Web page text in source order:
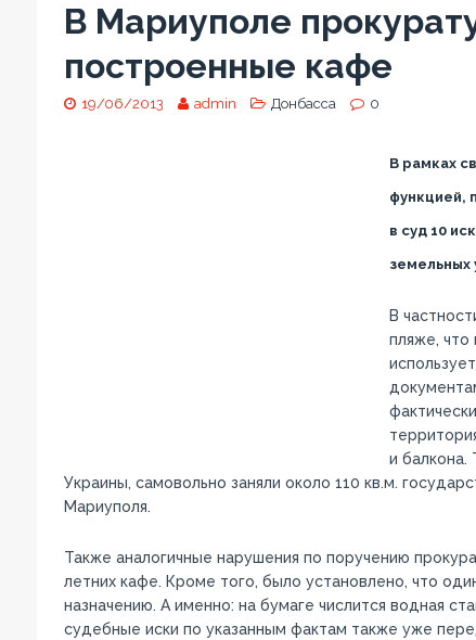
В Мариуполе
построенные кафе
19/06/2013 admin Донбасса 0
В рамках
функцией,
в суд 10
земельных
В
пляже, что
и балкона.
Украины, самовольно заняли около 110 кв.м.
Мариуполя.
Также аналогичные нарушения по поручению
летних кафе. Кроме того, было установлено, что
назначению. А именно: на бумаге числится водная
судебные иски по указанным фактам также уже